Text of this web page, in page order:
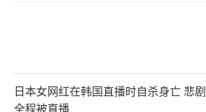
日本女网红在韩国直播时自杀身亡 悲剧
全程被直播